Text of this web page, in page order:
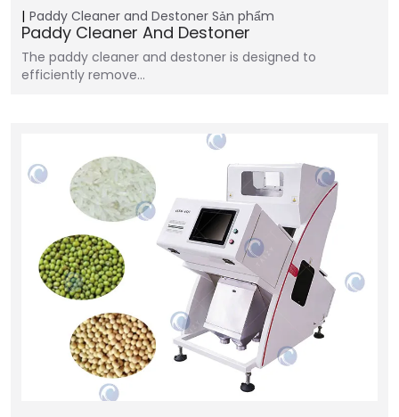
Paddy Cleaner and Destoner Sản phẩm
Paddy Cleaner And Destoner
The paddy cleaner and destoner is designed to
efficiently remove…